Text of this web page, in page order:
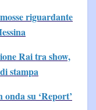
riguardante
Rai tra show,
stampa
su ‘Report’